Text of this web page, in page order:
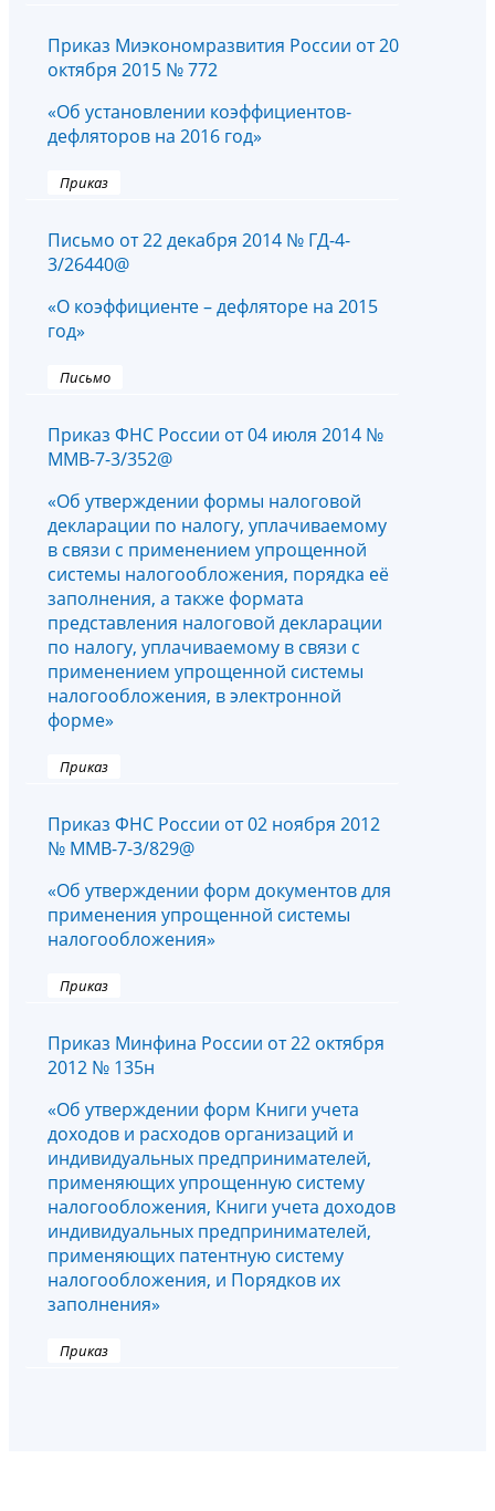
Приказ Миэкономразвития России от 20
октября 2015 № 772
«Об установлении коэффициентов-
дефляторов на 2016 год»
Приказ
Письмо от 22 декабря 2014 № ГД-4-
3/26440@
«О коэффициенте – дефляторе на 2015
год»
Письмо
Приказ ФНС России от 04 июля 2014 №
ММВ-7-3/352@
«Об утверждении формы налоговой
декларации по налогу, уплачиваемому
в связи с применением упрощенной
системы налогообложения, порядка её
заполнения, а также формата
представления налоговой декларации
по налогу, уплачиваемому в связи с
применением упрощенной системы
налогообложения, в электронной
форме»
Приказ
Приказ ФНС России от 02 ноября 2012
№ ММВ-7-3/829@
«Об утверждении форм документов для
применения упрощенной системы
налогообложения»
Приказ
Приказ Минфина России от 22 октября
2012 № 135н
«Об утверждении форм Книги учета
доходов и расходов организаций и
индивидуальных предпринимателей,
применяющих упрощенную систему
налогообложения, Книги учета доходов
индивидуальных предпринимателей,
применяющих патентную систему
налогообложения, и Порядков их
заполнения»
Приказ